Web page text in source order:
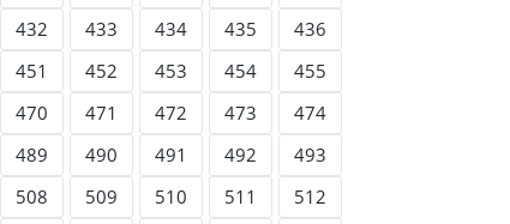
432 433 434 435
436
451 452 453 454
455
470 471 472 473
474
489 490 491 492
493
508 509 510 511
512